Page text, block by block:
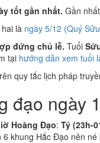
tốt gần nhất. Gần
là ngày 5/12 (Quý
đứng chủ lễ. Tuổi
tại hướng dẫn xem tuổi
quy tắc lịch pháp
đạo ngày
Hoàng Đạo: Tý (23h-
6 khung Hắc Đạo nên